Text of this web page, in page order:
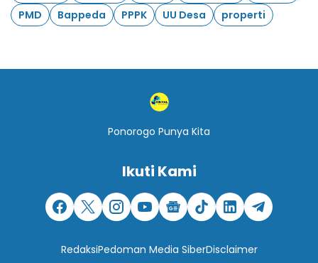
PMD
Bappeda PPPK UU Desa properti
Ponorogo Punya Kita
Ikuti Kami
RedaksiPedoman Media SiberDisclaimer